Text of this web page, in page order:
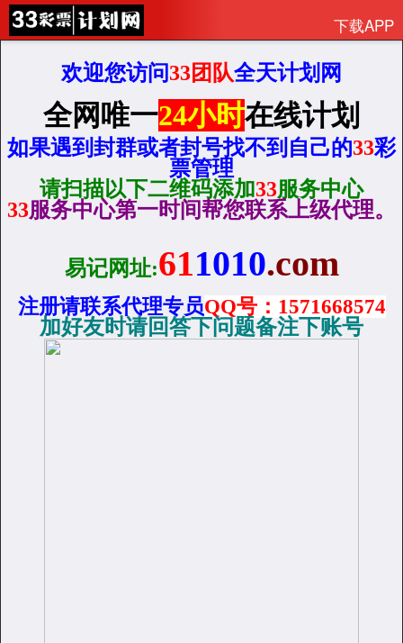
下载APP
欢迎您访问33团队全天计划网
全网唯一24小时在线计划
如果遇到封群或者封号找不到自己的33彩
票管理
请扫描以下二维码添加33服务中心
33服务中心第一时间帮您联系上级代理。
易记网址:611010.com
注册请联系代理专员QQ号：1571668574
加好友时请回答下问题备注下账号